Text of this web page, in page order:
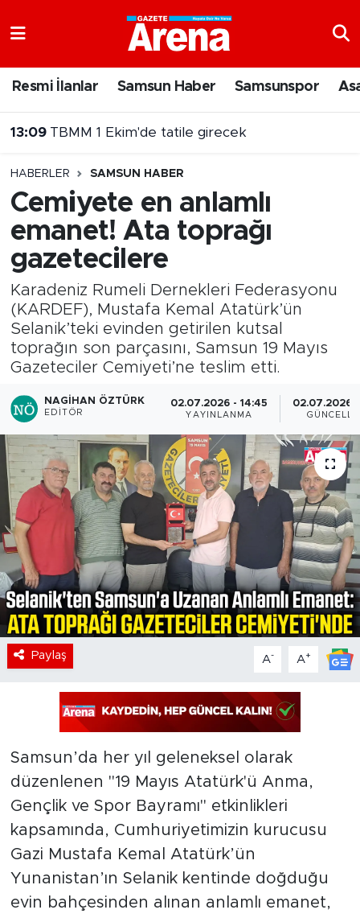
Resmi İlanlar Samsun Haber Samsunspor
13:09 TBMM 1 Ekim'de tatile girecek
HABERLER SAMSUN HABER
Cemiyete en anlamlı
emanet! Ata toprağı
gazetecilere
Karadeniz Rumeli Dernekleri Federasyonu
(KARDEF), Mustafa Kemal Atatürk’ün
Selanik’teki evinden getirilen kutsal
toprağın son parçasını, Samsun 19 Mayıs
Gazeteciler Cemiyeti’ne teslim etti.
NAGIHAN ÖZTÜRK
EDITÖR
02.07.2026 - 14:45
YAYINLANMA
02.07.2026 -
Paylaş A- A+
​Samsun’da her yıl geleneksel olarak
düzenlenen "19 Mayıs Atatürk'ü Anma,
Gençlik ve Spor Bayramı" etkinlikleri
kapsamında, Cumhuriyetimizin kurucusu
Gazi Mustafa Kemal Atatürk’ün
Yunanistan’ın Selanik kentinde doğduğu
evin bahçesinden alınan anlamlı emanet,
Samsun Namaz Vakitleri
Süper Lig Puan Durumu ve Fikstür
Tüm Manşetler
Son Dakika Haberleri
Haber Arşivi